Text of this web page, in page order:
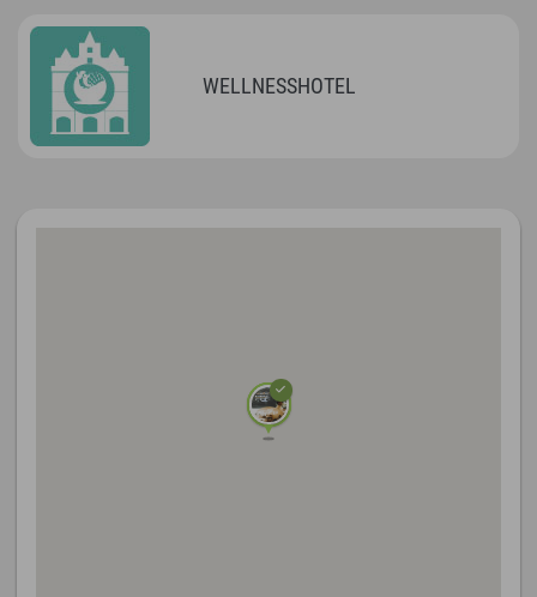
WELLNESSHOTEL